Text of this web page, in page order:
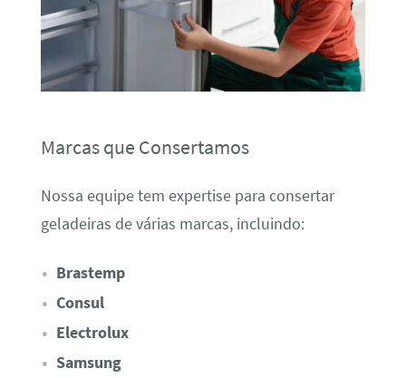
Marcas que Consertamos
Nossa equipe tem expertise para consertar
geladeiras de várias marcas, incluindo:
Brastemp
Consul
Electrolux
Samsung